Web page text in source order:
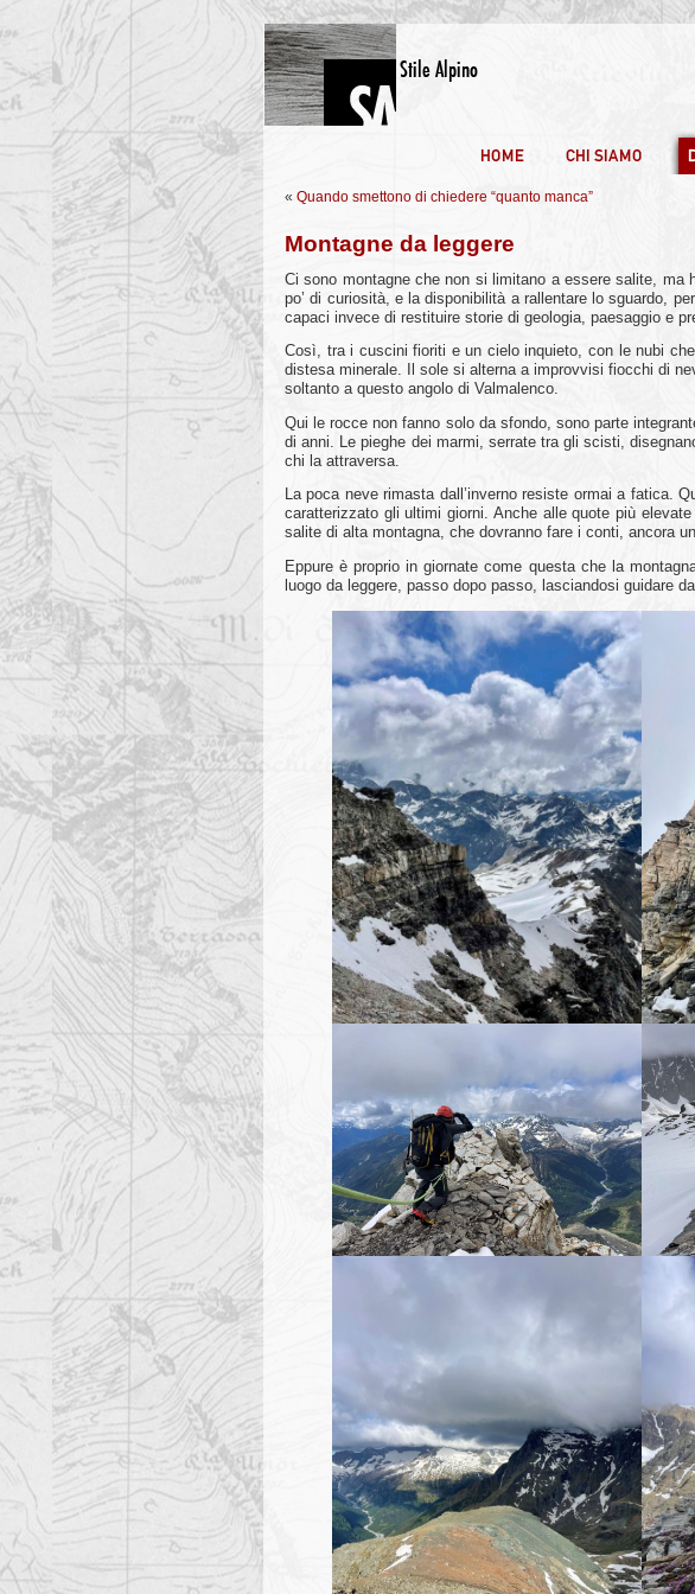
« Quando smettono di chiedere “quanto manca”
Montagne da leggere
Ci sono montagne che non si limitano a essere salite,
po’ di curiosità, e la disponibilità a rallentare lo sguardo,
capaci invece di restituire storie di geologia, paesaggio e
Così, tra i cuscini fioriti e un cielo inquieto, con le nubi
distesa minerale. Il sole si alterna a improvvisi fiocchi di
soltanto a questo angolo di Valmalenco.
Qui le rocce non fanno solo da sfondo, sono parte
di anni. Le pieghe dei marmi, serrate tra gli scisti,
chi la attraversa.
La poca neve rimasta dall’inverno resiste ormai a fatica.
caratterizzato gli ultimi giorni. Anche alle quote più
salite di alta montagna, che dovranno fare i conti, ancora
Eppure è proprio in giornate come questa che la
luogo da leggere, passo dopo passo, lasciandosi guidare